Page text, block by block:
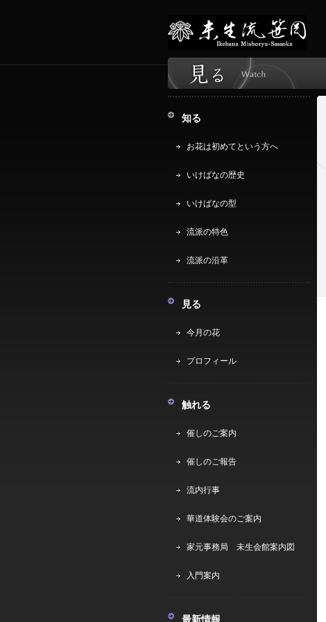
知る
お花は初めてという方へ
いけばなの歴史
いけばなの型
流派の特色
流派の沿革
見る
今月の花
プロフィール
触れる
催しのご案内
催しのご報告
流内行事
華道体験会のご案内
家元事務局 未生会館案内図
入門案内
最新情報